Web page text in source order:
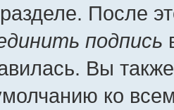
После
подпись
Вы
ко